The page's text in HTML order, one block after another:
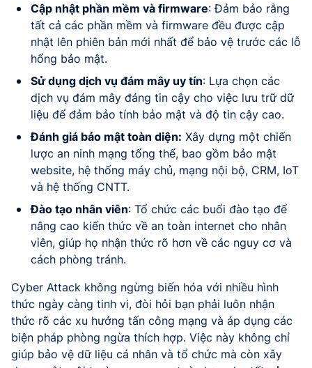
Cập nhật phần mềm và firmware: Đảm bảo rằng
tất cả các phần mềm và firmware đều được cập
nhật lên phiên bản mới nhất để bảo vệ trước các lỗ
hổng bảo mật.
Sử dụng dịch vụ đám mây uy tín: Lựa chọn các
dịch vụ đám mây đáng tin cậy cho việc lưu trữ dữ
liệu để đảm bảo tính bảo mật và độ tin cậy cao.
Đánh giá bảo mật toàn diện: Xây dựng một chiến
lược an ninh mạng tổng thể, bao gồm bảo mật
website, hệ thống máy chủ, mạng nội bộ, CRM, IoT
và hệ thống CNTT.
Đào tạo nhân viên: Tổ chức các buổi đào tạo để
nâng cao kiến thức về an toàn internet cho nhân
viên, giúp họ nhận thức rõ hơn về các nguy cơ và
cách phòng tránh.
Cyber Attack không ngừng biến hóa với nhiều hình
thức ngày càng tinh vi, đòi hỏi bạn phải luôn nhận
thức rõ các xu hướng tấn công mạng và áp dụng các
biện pháp phòng ngừa thích hợp. Việc này không chỉ
giúp bảo vệ dữ liệu cá nhân và tổ chức mà còn xây